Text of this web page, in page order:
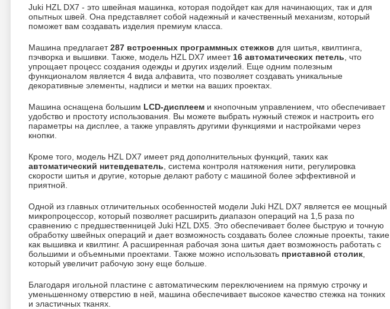
Juki HZL DX7 - это швейная машинка, которая подойдет как для начинающих, так и для
опытных швей. Она представляет собой надежный и качественный механизм, который
поможет вам создавать изделия премиум класса.
Машина предлагает287 встроенных программных стежков для шитья, квилтинга,
пэчворка и вышивки. Также, модель HZL DX7 имеет 16 автоматических петель , что
упрощает процесс создания одежды и других изделий. Еще одним полезным
функционалом является 4 вида алфавита, что позволяет создавать уникальные
декоративные элементы, надписи и метки на ваших проектах.
Машина оснащена большим LCD-дисплеем и кнопочным управлением, что обеспечивает
удобство и простоту использования. Вы можете выбрать нужный стежок и настроить его
параметры на дисплее, а также управлять другими функциями и настройками через
кнопки.
Кроме того, модель HZL DX7 имеет ряд дополнительных функций, таких как
автоматический нитевдеватель , система контроля натяжения нити, регулировка
скорости шитья и другие, которые делают работу с машиной более эффективной и
приятной.
Одной из главных отличительных особенностей модели Juki HZL DX7 является ее мощный
микропроцессор, который позволяет расширить диапазон операций на 1,5 раза по
сравнению с предшественницей Juki HZL DX5. Это обеспечивает более быструю и точную
обработку швейных операций и дает возможность создавать более сложные проекты, такие
как вышивка и квилтинг. А расширенная рабочая зона шитья дает возможность работать с
большими и объемными проектами. Также можно использовать приставной столик
который увеличит рабочую зону еще больше.
Благодаря игольной пластине с автоматическим переключением на прямую строчку и
уменьшенному отверстию в ней, машина обеспечивает высокое качество стежка на тонких
и эластичных тканях.